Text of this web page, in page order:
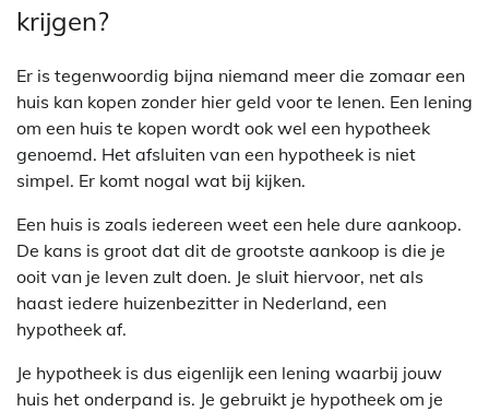
krijgen?
Er is tegenwoordig bijna niemand meer die zomaar een
huis kan kopen zonder hier geld voor te lenen. Een lening
om een huis te kopen wordt ook wel een hypotheek
genoemd. Het afsluiten van een hypotheek is niet
simpel. Er komt nogal wat bij kijken.
Een huis is zoals iedereen weet een hele dure aankoop.
De kans is groot dat dit de grootste aankoop is die je
ooit van je leven zult doen. Je sluit hiervoor, net als
haast iedere huizenbezitter in Nederland, een
hypotheek af.
Je hypotheek is dus eigenlijk een lening waarbij jouw
huis het onderpand is. Je gebruikt je hypotheek om je